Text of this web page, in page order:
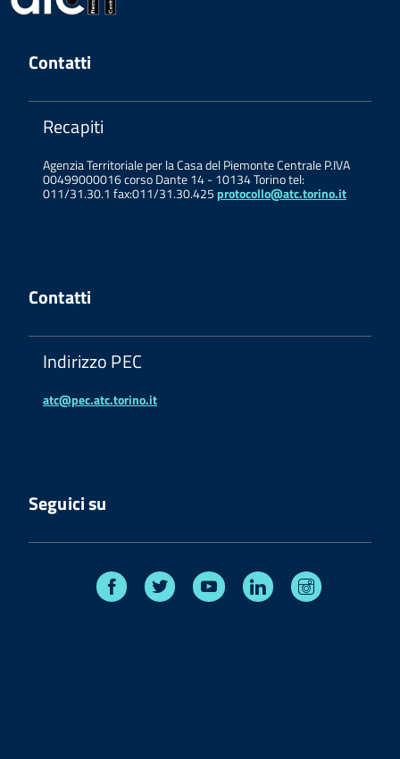
Contatti
Recapiti
Agenzia Territoriale per la Casa del Piemonte Centrale P.IVA
00499000016 corso Dante 14 - 10134 Torino tel:
011/31.30.1 fax:011/31.30.425 protocollo@atc.torino.it
Contatti
Indirizzo PEC
atc@pec.atc.torino.it
Seguici su
Facebook Twitter Youtube Linkedin